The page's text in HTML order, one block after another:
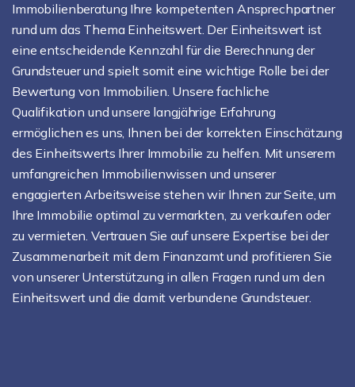
Immobilienberatung Ihre kompetenten Ansprechpartner
rund um das Thema Einheitswert. Der Einheitswert ist
eine entscheidende Kennzahl für die Berechnung der
Grundsteuer und spielt somit eine wichtige Rolle bei der
Bewertung von Immobilien. Unsere fachliche
Qualifikation und unsere langjährige Erfahrung
ermöglichen es uns, Ihnen bei der korrekten Einschätzung
des Einheitswerts Ihrer Immobilie zu helfen. Mit unserem
umfangreichen Immobilienwissen und unserer
engagierten Arbeitsweise stehen wir Ihnen zur Seite, um
Ihre Immobilie optimal zu vermarkten, zu verkaufen oder
zu vermieten. Vertrauen Sie auf unsere Expertise bei der
Zusammenarbeit mit dem Finanzamt und profitieren Sie
von unserer Unterstützung in allen Fragen rund um den
Einheitswert und die damit verbundene Grundsteuer.